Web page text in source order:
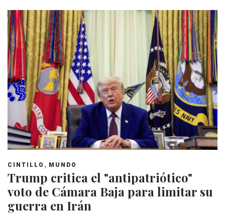
CINTILLO , MUNDO
Trump critica el "antipatriótico"
voto de Cámara Baja para limitar su
guerra en Irán